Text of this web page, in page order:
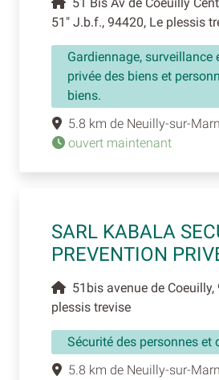
51" J.b.f., 94420, Le plessis
Gardiennage, surveillance
privée des biens et
biens.
5.8 km de Neuilly-sur-
ouvert maintenant
SARL KABALA
PREVENTION
51bis avenue de Coeuilly,
plessis trevise
Sécurité des personnes et
5.8 km de Neuilly-sur-